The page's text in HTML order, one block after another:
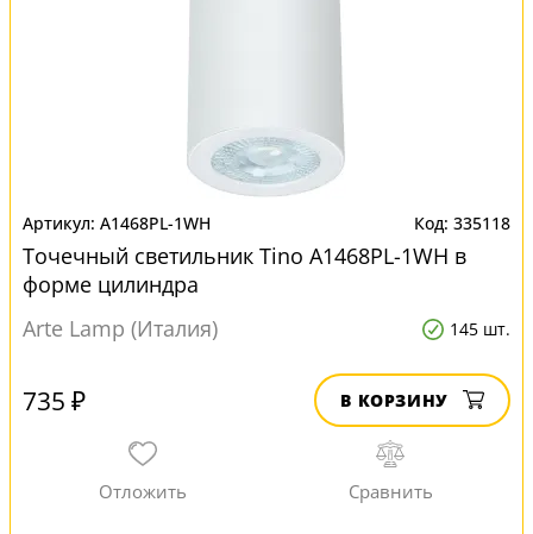
A1468PL-1WH 335118
Точечный светильник Tino A1468PL-1WH в
форме цилиндра
Arte Lamp (Италия)
145 шт.
735 ₽ В КОРЗИНУ